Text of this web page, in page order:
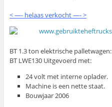
< —- helaas verkocht —- >
BT 1.3 ton elektrische palletwagen:
BT LWE130 Uitgevoerd met:
24 volt met interne oplader.
Machine is een nette staat.
Bouwjaar 2006